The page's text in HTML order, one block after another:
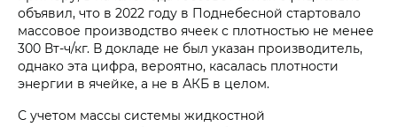
объявил, что в 2022 году в Поднебесной стартовало
массовое производство ячеек с плотностью не менее
300 Вт-ч/кг. В докладе не был указан производитель,
однако эта цифра, вероятно, касалась плотности
энергии в ячейке, а не в АКБ в целом.
С учетом массы системы жидкостной